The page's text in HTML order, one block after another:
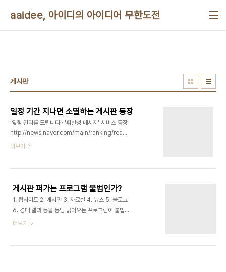
aaidee, 아이디의 아이디어 무한도전
게시판
일정 기간 지나면 소멸하는 게시판 등장
'잊힐 권리를 드립니다'··'휘발성 메시지' 서비스 등장
http://news.naver.com/main/ranking/read.nhn?
이다. 현재 '버니버닛'은 페이스북 애플리케이션(페
이스북 전용 프로그램)으로 제작돼 페이스북에서 휘
발성 메시지 서비스를 제공하고 있다. '버니버닛' 페
이스북 앱을 실행하면 담벼락이나 댓글에 일정 기간
이 지나면 사라..
더보기
게시판 퍼가는 프로그램 불법인가?
1. 웹사이트 2. 게시판 3. 자료실 4. 뉴스 5. 블로그
6. 경매 결과 등을 몽땅 긁어오는 프로그램이 불법인
가요? 물론 받은 자료는 개인적으로만 사용한다고 할
더보기